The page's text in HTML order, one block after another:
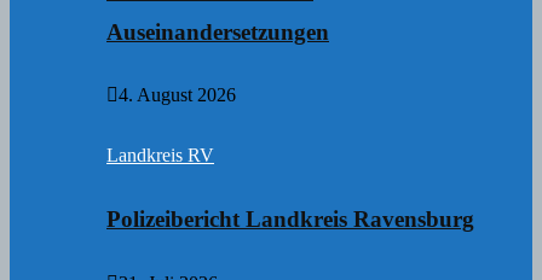
Auseinandersetzungen
4. August 2026
Landkreis RV
Polizeibericht Landkreis Ravensburg